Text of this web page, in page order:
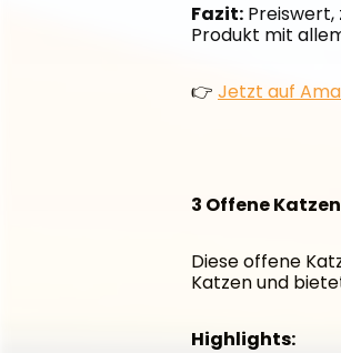
Fazit: Preiswert,
Produkt mit
👉 Jetzt auf
3 Offene
Diese offene
Katzen und
Highlights: